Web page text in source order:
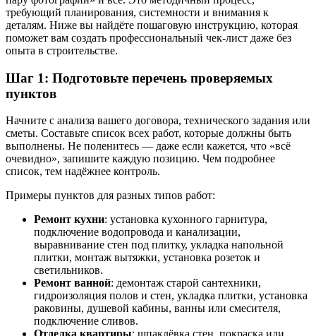
требующий планирования, системности и внимания к
деталям. Ниже вы найдёте пошаговую инструкцию, которая
поможет вам создать профессиональный чек-лист даже без
опыта в строительстве.
Шаг 1: Подготовьте перечень проверяемых
пунктов
Начните с анализа вашего договора, технического задания или
сметы. Составьте список всех работ, которые должны быть
выполнены. Не поленитесь — даже если кажется, что «всё
очевидно», запишите каждую позицию. Чем подробнее
список, тем надёжнее контроль.
Примеры пунктов для разных типов работ:
Ремонт кухни: установка кухонного гарнитура,
подключение водопровода и канализации,
выравнивание стен под плитку, укладка напольной
плитки, монтаж вытяжки, установка розеток и
светильников.
Ремонт ванной: демонтаж старой сантехники,
гидроизоляция полов и стен, укладка плитки, установка
раковины, душевой кабины, ванны или смесителя,
подключение сливов.